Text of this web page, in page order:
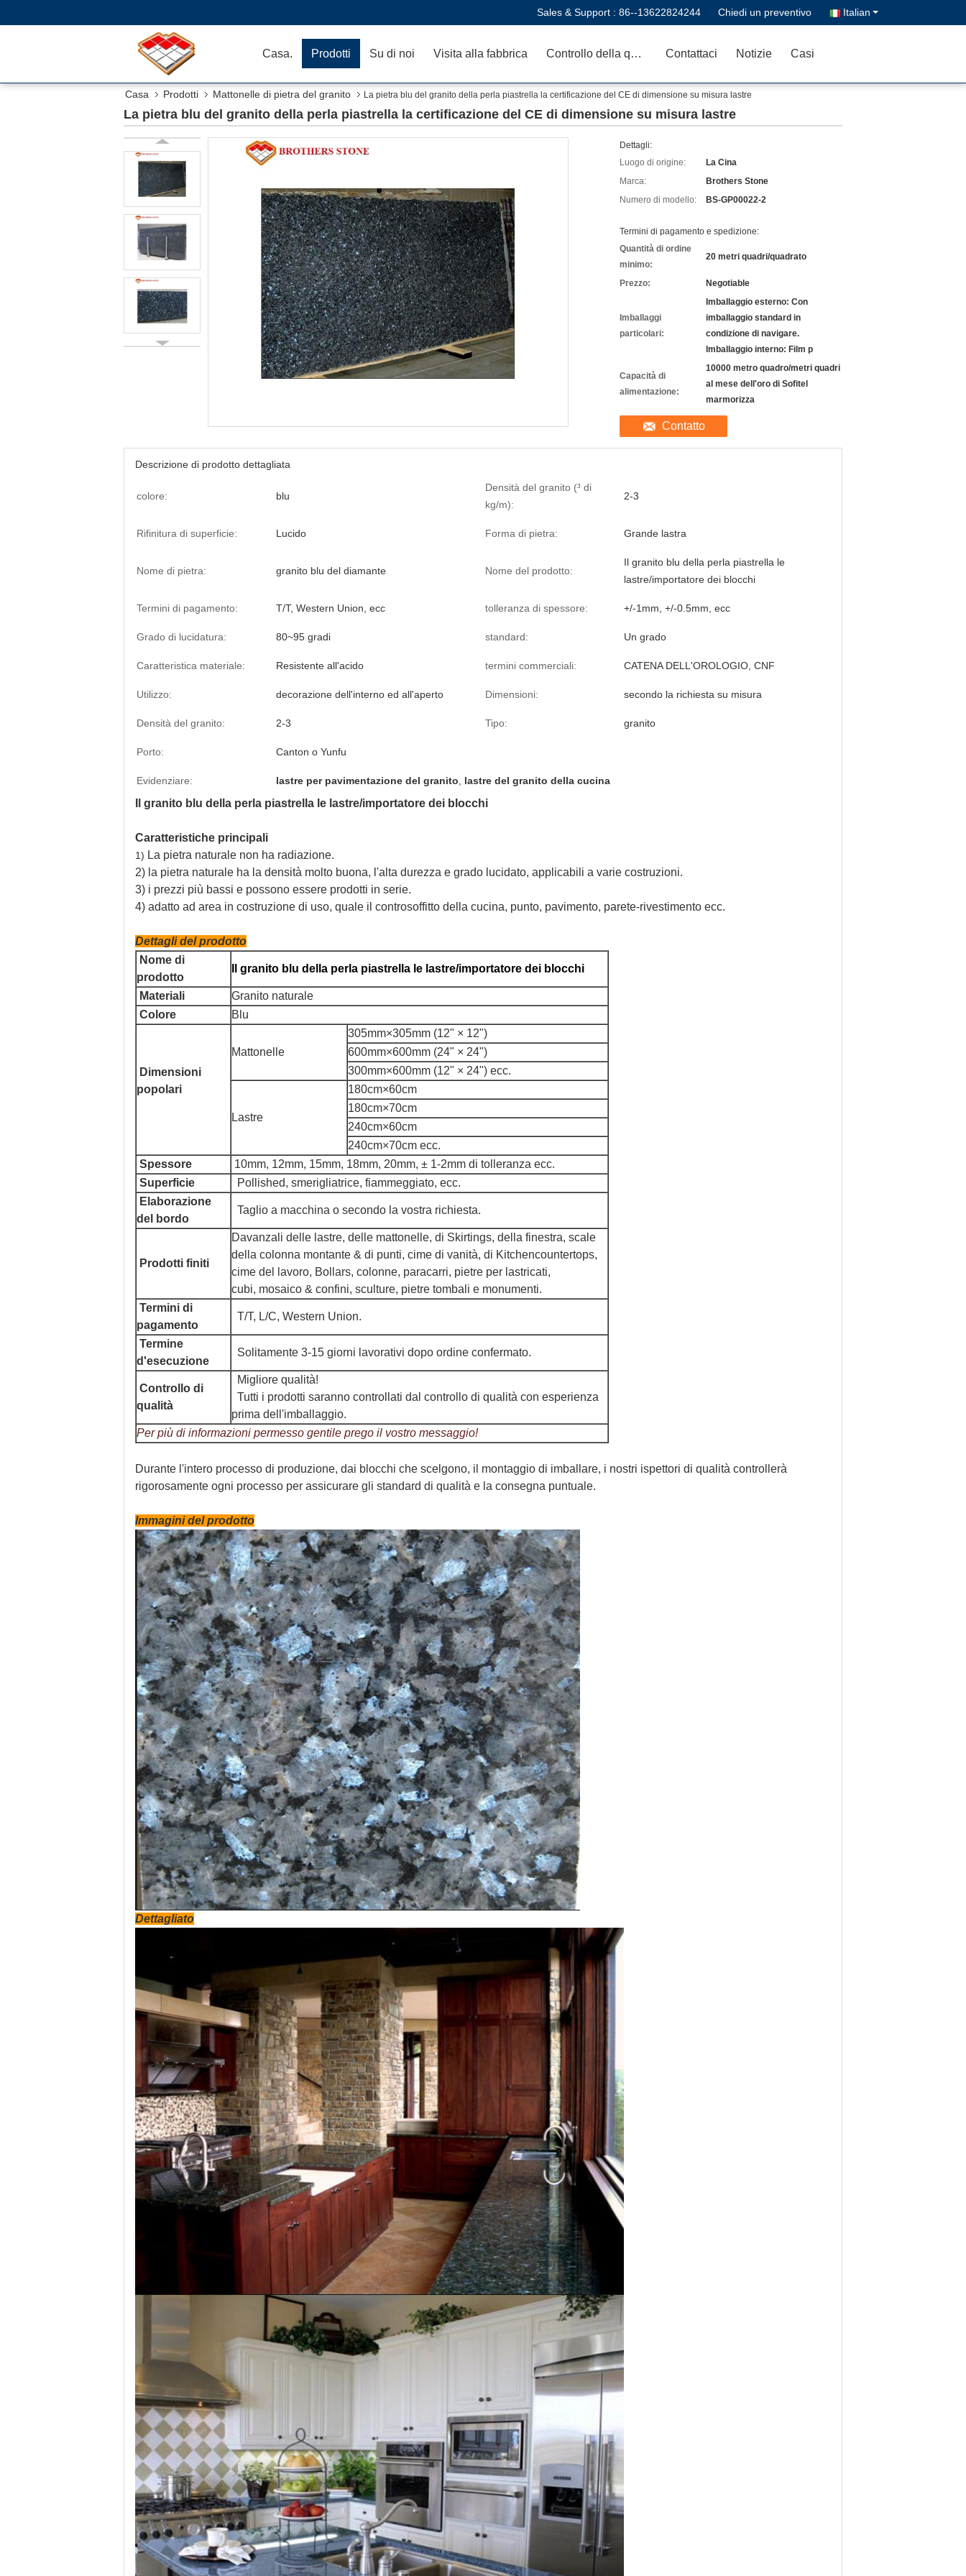
Sales & Support : 86--13622824244 Chiedi un preventivo Italian
Casa. Prodotti Su di noi Visita alla fabbrica Controllo della qualità Contattaci Notizie Casi
Casa Prodotti Mattonelle di pietra del granito La pietra blu del granito della perla piastrella la certificazione del CE di dimensione su misura lastre
La pietra blu del granito della perla piastrella la certificazione del CE di dimensione su misura lastre
Dettagli:
Luogo di origine:
La Cina
Marca:
Brothers Stone
Numero di modello:
BS-GP00022-2
Termini di pagamento e spedizione:
Quantità di ordine
minimo:
20 metri quadri/quadrato
Prezzo: Negotiable
Imballaggi
particolari:
Imballaggio esterno: Con
imballaggio standard in
condizione di navigare.
Imballaggio interno: Film p
Capacità di
alimentazione:
10000 metro quadro/metri quadri
al mese dell'oro di Sofitel
marmorizza
Contatto
Descrizione di prodotto dettagliata
colore: blu
Densità del granito (³ di
kg/m):
2-3
Rifinitura di superficie: Lucido Forma di pietra: Grande lastra
Nome di pietra: granito blu del diamante Nome del prodotto:
Il granito blu della perla piastrella le
lastre/importatore dei blocchi
Termini di pagamento: T/T, Western Union, ecc tolleranza di spessore: +/-1mm, +/-0.5mm, ecc
Grado di lucidatura: 80~95 gradi standard: Un grado
Caratteristica materiale: Resistente all'acido termini commerciali: CATENA DELL'OROLOGIO, CNF
Utilizzo: decorazione dell'interno ed all'aperto Dimensioni: secondo la richiesta su misura
Densità del granito: 2-3 Tipo: granito
Porto: Canton o Yunfu
Evidenziare: lastre per pavimentazione del granito lastre del granito della cucina
Il granito blu della perla piastrella le lastre/importatore dei blocchi
Caratteristiche principali
1) La pietra naturale non ha radiazione.
2) la pietra naturale ha la densità molto buona, l'alta durezza e grado lucidato, applicabili a varie costruzioni.
3) i prezzi più bassi e possono essere prodotti in serie.
4) adatto ad area in costruzione di uso, quale il controsoffitto della cucina, punto, pavimento, parete-rivestimento ecc.
Dettagli del prodotto
Nome di
prodotto
Il granito blu della perla piastrella le lastre/importatore dei blocchi
Materiali
Granito naturale
Colore
Blu
Dimensioni
popolari
Mattonelle
305mm×305mm (12" × 12")
600mm×600mm (24" × 24")
300mm×600mm (12" × 24") ecc.
Lastre
180cm×60cm
180cm×70cm
240cm×60cm
240cm×70cm ecc.
Spessore
10mm, 12mm, 15mm, 18mm, 20mm, ± 1-2mm di tolleranza ecc.
Superficie
Pollished, smerigliatrice, fiammeggiato, ecc.
Elaborazione
del bordo
Taglio a macchina o secondo la vostra richiesta.
Prodotti finiti
Davanzali delle lastre, delle mattonelle, di Skirtings, della finestra, scale
della colonna montante & di punti, cime di vanità, di Kitchencountertops,
cime del lavoro, Bollars, colonne, paracarri, pietre per lastricati,
cubi, mosaico & confini, sculture, pietre tombali e monumenti.
Termini di
pagamento
T/T, L/C, Western Union.
Termine
d'esecuzione
Solitamente 3-15 giorni lavorativi dopo ordine confermato.
Controllo di
qualità
Migliore qualità!
Tutti i prodotti saranno controllati dal controllo di qualità con esperienza
prima dell'imballaggio.
Per più di informazioni permesso gentile prego il vostro messaggio!
Durante l'intero processo di produzione, dai blocchi che scelgono, il montaggio di imballare, i nostri ispettori di qualità controllerà
rigorosamente ogni processo per assicurare gli standard di qualità e la consegna puntuale.
Immagini del prodotto
Dettagliato